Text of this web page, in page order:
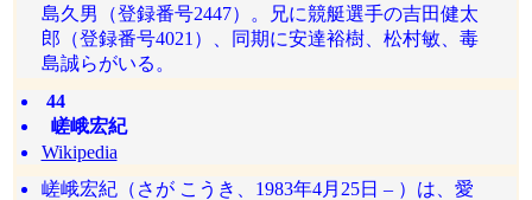
島久男（登録番号2447）。兄に競艇選手の吉田健太
郎（登録番号4021）、同期に安達裕樹、松村敏、毒
島誠らがいる。
44
嵯峨宏紀
Wikipedia
嵯峨宏紀（さが こうき、1983年4月25日 – ）は、愛